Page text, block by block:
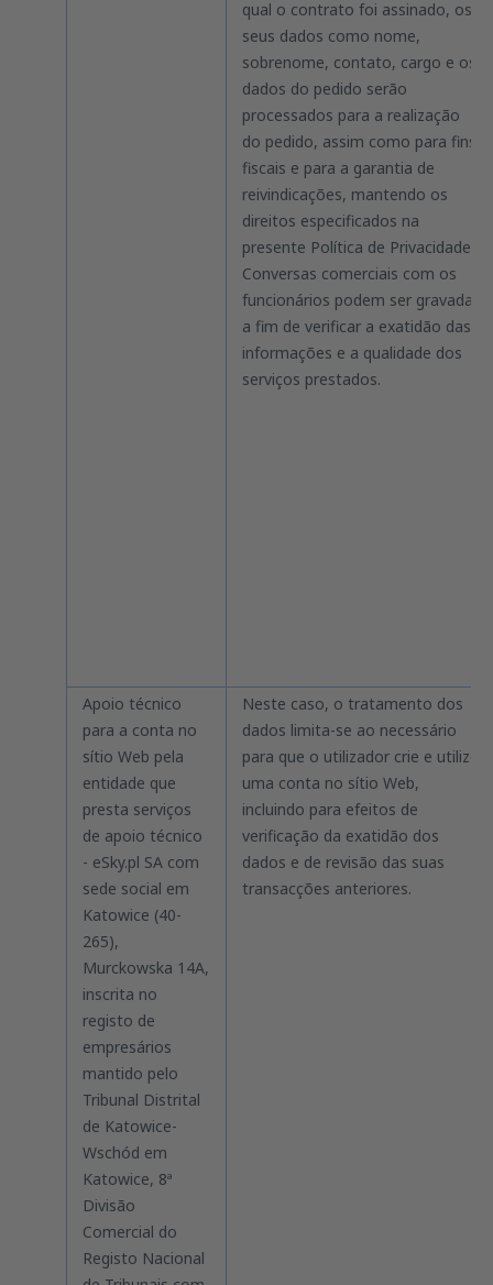
qual o contrato foi assinado, os
seus dados como nome,
sobrenome, contato, cargo e os
dados do pedido serão
processados ​​para a realização
do pedido, assim como para fins
fiscais e para a garantia de
reivindicações, mantendo os
direitos especificados na
presente Política de Privacidade.
Conversas comerciais com os
funcionários podem ser gravadas
a fim de verificar a exatidão das
informações e a qualidade dos
serviços prestados.
Apoio técnico
para a conta no
sítio Web pela
entidade que
presta serviços
de apoio técnico
- eSky.pl SA com
sede social em
Katowice (40-
265),
Murckowska 14A,
inscrita no
registo de
empresários
mantido pelo
Tribunal Distrital
de Katowice-
Wschód em
Katowice, 8ª
Divisão
Comercial do
Registo Nacional
Neste caso, o tratamento dos
dados limita-se ao necessário
para que o utilizador crie e utilize
uma conta no sítio Web,
incluindo para efeitos de
verificação da exatidão dos
dados e de revisão das suas
transacções anteriores.